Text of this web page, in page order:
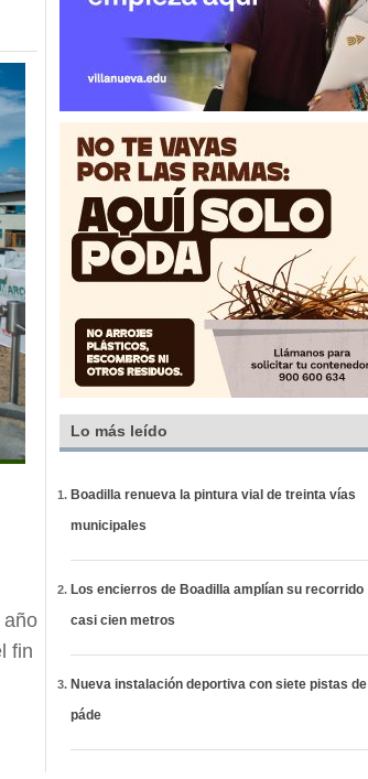
año
fin
Lo más leído
Boadilla renueva la pintura vial de treinta vías
municipales
Los encierros de Boadilla amplían su recorrido
casi cien metros
Nueva instalación deportiva con siete pistas de
páde